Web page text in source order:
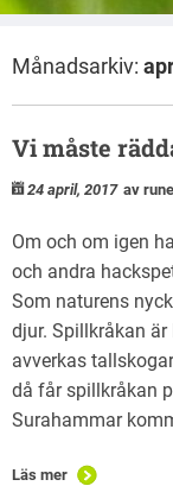
Månadsarkiv:
Vi måste
24 april, 2017 av rune
Om och om igen
och andra
Som naturens
djur. Spillkråkan är
avverkas
då får spillkråkan
Surahammar
Läs mer